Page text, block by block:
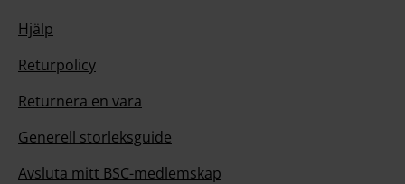
Hjälp
Returpolicy
Returnera en vara
Generell storleksguide
Avsluta mitt BSC-medlemskap